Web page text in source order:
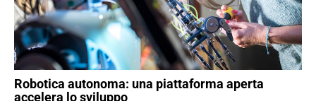
Robotica autonoma: una piattaforma aperta
accelera lo sviluppo